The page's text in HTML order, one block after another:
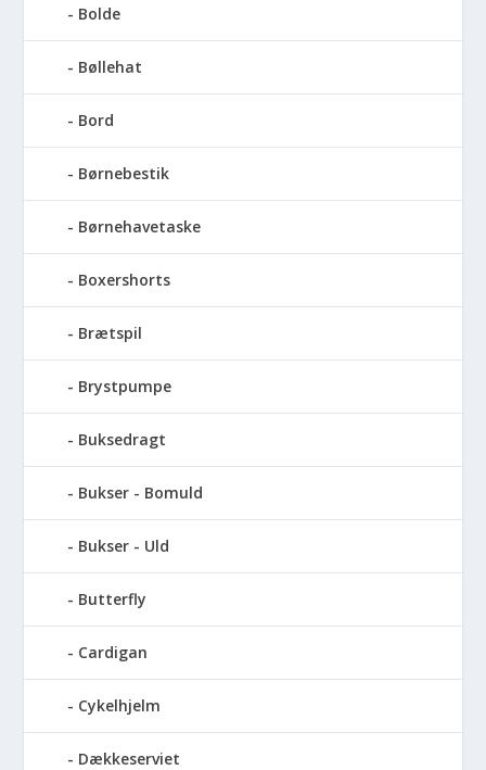
Bolde
Bøllehat
Bord
Børnebestik
Børnehavetaske
Boxershorts
Brætspil
Brystpumpe
Buksedragt
Bukser - Bomuld
Bukser - Uld
Butterfly
Cardigan
Cykelhjelm
Dækkeserviet